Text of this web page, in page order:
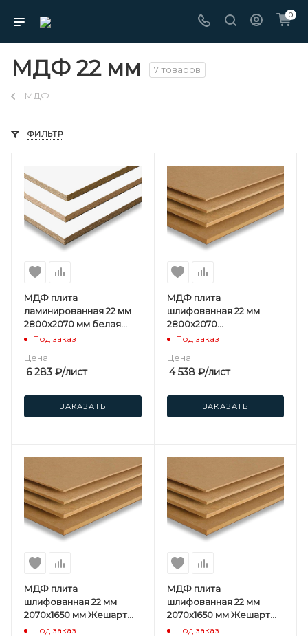
0
МДФ 22 мм 7 товаров
МДФ
ФИЛЬТР
МДФ плита
ламинированная 22 мм
2800х2070 мм белая
односторонняя
Под заказ
Цена:
6 283 ₽/лист
ЗАКАЗАТЬ
МДФ плита
шлифованная 22 мм
2800х2070
мм Kastamonu F
Под заказ
Цена:
4 538₽/лист
ЗАКАЗАТЬ
МДФ плита
шлифованная 22 мм
2070х1650 мм Жешарт
(UPG) 1 сорт
Под заказ
МДФ плита
шлифованная 22 мм
2070х1650 мм Жешарт
(UPG) СПП
Под заказ